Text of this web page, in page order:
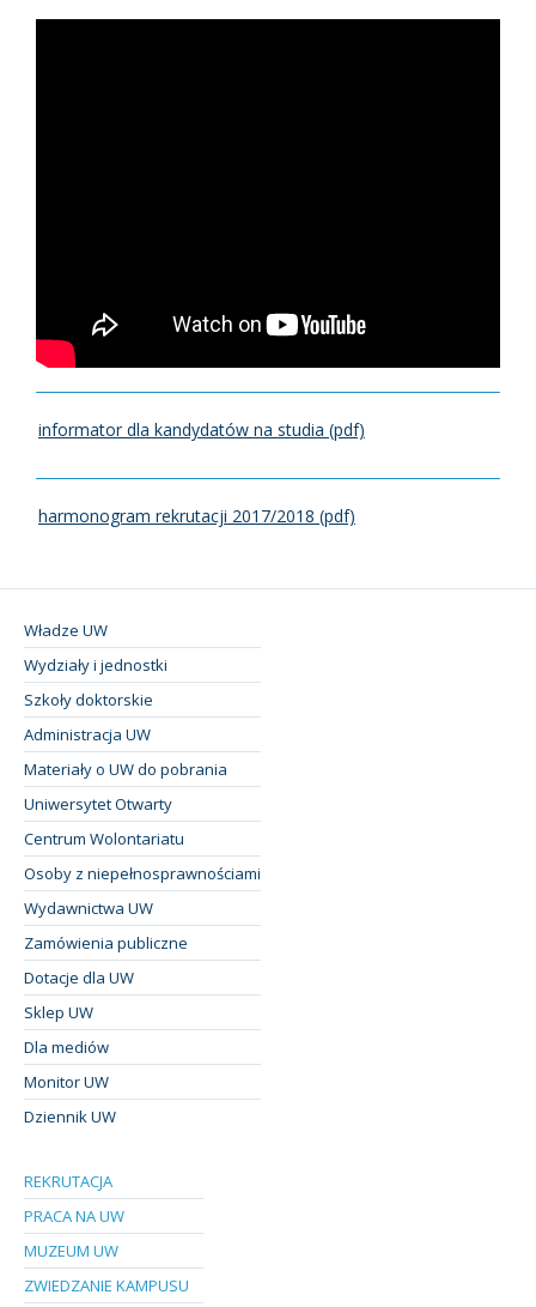
informator dla kandydatów na studia (pdf)
harmonogram rekrutacji 2017/2018 (pdf)
Władze UW
Wydziały i jednostki
Szkoły doktorskie
Administracja UW
Materiały o UW do pobrania
Uniwersytet Otwarty
Centrum Wolontariatu
Osoby z niepełnosprawnościami
Wydawnictwa UW
Zamówienia publiczne
Dotacje dla UW
Sklep UW
Dla mediów
Monitor UW
Dziennik UW
REKRUTACJA
PRACA NA UW
MUZEUM UW
ZWIEDZANIE KAMPUSU